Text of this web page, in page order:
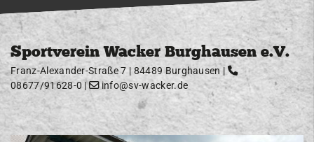
Sportverein Wacker Burghausen e.V.
Franz-Alexander-Straße 7 | 84489 Burghausen |
08677/91628-0 | info@sv-wacker.de